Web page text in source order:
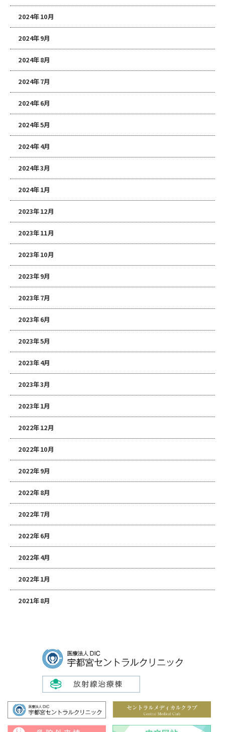
2024年10月
2024年9月
2024年8月
2024年7月
2024年6月
2024年5月
2024年4月
2024年3月
2024年1月
2023年12月
2023年11月
2023年10月
2023年9月
2023年7月
2023年6月
2023年5月
2023年4月
2023年3月
2023年1月
2022年12月
2022年10月
2022年9月
2022年8月
2022年7月
2022年6月
2022年4月
2022年1月
2021年8月